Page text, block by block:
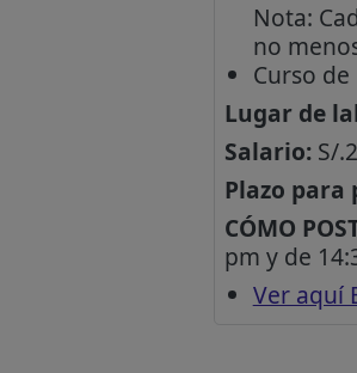
Nota:
no
Curso
Lugar de
Salario:S/
Plazo para
CÓMO
pm y de
Ver aquí